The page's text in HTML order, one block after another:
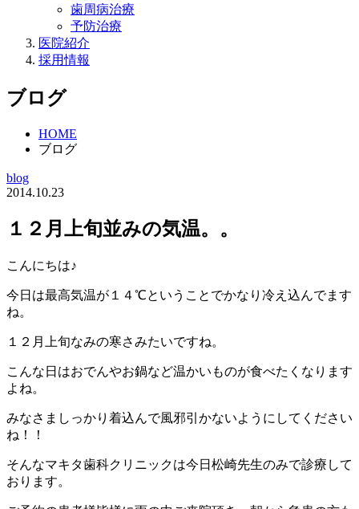
歯周病治療
予防治療
医院紹介
採用情報
ブログ
HOME
ブログ
blog
2014.10.23
１２月上旬並みの気温。。
こんにちは♪
今日は最高気温が１４℃ということでかなり冷え込んでます
ね。
１２月上旬なみの寒さみたいですね。
こんな日はおでんやお鍋など温かいものが食べたくなります
よね。
みなさましっかり着込んで風邪引かないようにしてください
ね！！
そんなマキタ歯科クリニックは今日松崎先生のみで診療して
おります。